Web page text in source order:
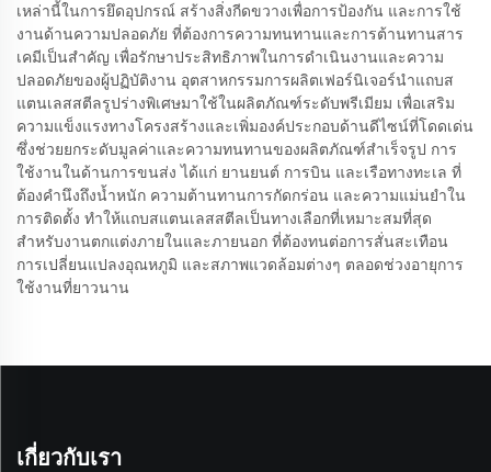
เหล่านี้ในการยึดอุปกรณ์ สร้างสิ่งกีดขวางเพื่อการป้องกัน และการใช้
งานด้านความปลอดภัย ที่ต้องการความทนทานและการต้านทานสาร
เคมีเป็นสำคัญ เพื่อรักษาประสิทธิภาพในการดำเนินงานและความ
ปลอดภัยของผู้ปฏิบัติงาน อุตสาหกรรมการผลิตเฟอร์นิเจอร์นำแถบส
แตนเลสสตีลรูปร่างพิเศษมาใช้ในผลิตภัณฑ์ระดับพรีเมียม เพื่อเสริม
ความแข็งแรงทางโครงสร้างและเพิ่มองค์ประกอบด้านดีไซน์ที่โดดเด่น
ซึ่งช่วยยกระดับมูลค่าและความทนทานของผลิตภัณฑ์สำเร็จรูป การ
ใช้งานในด้านการขนส่ง ได้แก่ ยานยนต์ การบิน และเรือทางทะเล ที่
ต้องคำนึงถึงน้ำหนัก ความต้านทานการกัดกร่อน และความแม่นยำใน
การติดตั้ง ทำให้แถบสแตนเลสสตีลเป็นทางเลือกที่เหมาะสมที่สุด
สำหรับงานตกแต่งภายในและภายนอก ที่ต้องทนต่อการสั่นสะเทือน
การเปลี่ยนแปลงอุณหภูมิ และสภาพแวดล้อมต่างๆ ตลอดช่วงอายุการ
ใช้งานที่ยาวนาน
เกี่ยวกับเรา